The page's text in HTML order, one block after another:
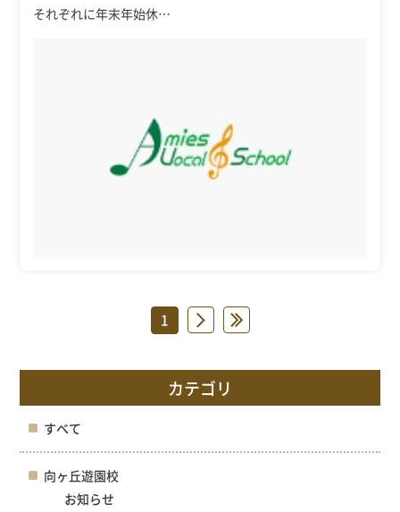
それぞれに年末年始休…
1 » »
カテゴリ
すべて
向ヶ丘遊園校
お知らせ